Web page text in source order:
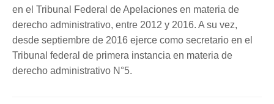
en el Tribunal Federal de Apelaciones en materia de
derecho administrativo, entre 2012 y 2016. A su vez,
desde septiembre de 2016 ejerce como secretario en el
Tribunal federal de primera instancia en materia de
derecho administrativo N°5.